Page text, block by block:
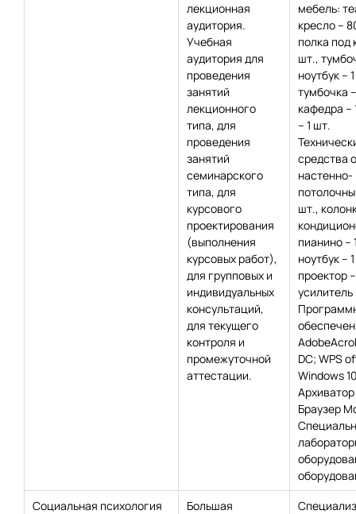
лекционная
аудитория.
Учебная
аудитория для
проведения
занятий
лекционного
типа, для
проведения
занятий
семинарского
типа, для
курсового
проектирования
(выполнения
курсовых работ),
для групповых и
индивидуальных
консультаций,
для текущего
контроля и
промежуточной
аттестации.
мебель:
кресло –
полка под
шт.,
ноутбук –
тумбочка
кафедра –
– 1 шт.
средства
настенно-
шт.,
пианино –
ноутбук –
проектор
усилитель
DC; WPS
Windows
Браузер
Социальная психология
Большая